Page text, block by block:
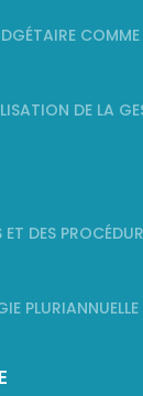
COMME
DE LA
DES